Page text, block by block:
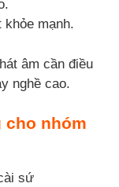
mạnh.
âm cần điều
nghề cao.
cho nhóm
sứ